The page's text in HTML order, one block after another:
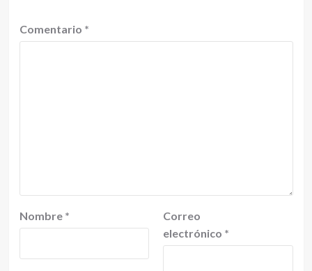
Comentario *
Nombre *
Correo
electrónico *